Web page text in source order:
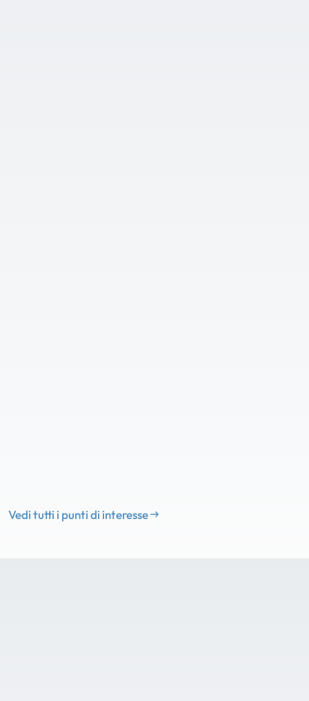
Vedi tutti i punti di interesse